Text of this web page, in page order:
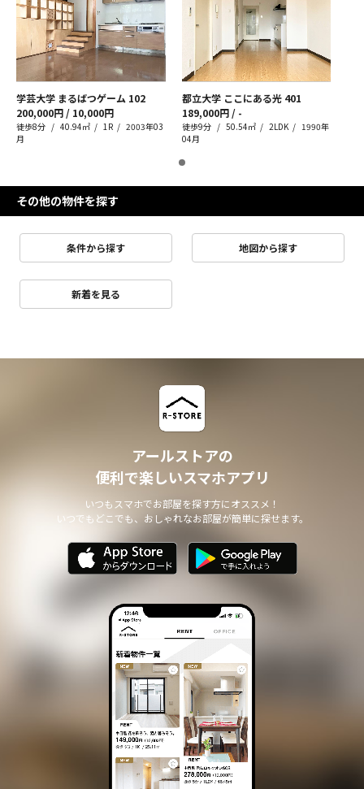
学芸大学 まるばつゲーム 102
200,000円 / 10,000円
徒歩8分 40.94㎡ 1R
2003年03
月
都立大学 ここにある光 401
189,000円 / -
徒歩9分 50.54㎡ 2LDK
1990年
04月
その他の物件を探す
条件から探す 地図から探す
新着を見る
アールストアの
便利で楽しいスマホアプリ
いつもスマホでお部屋を探す方にオススメ！
いつでもどこでも、おしゃれなお部屋が簡単に探せます。